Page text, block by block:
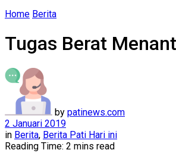
Home Berita
Tugas Berat
by patinews.com
2 Januari 2019
in Berita, Berita Pati Hari ini
Reading Time: 2 mins read